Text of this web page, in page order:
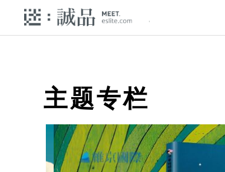
主题专栏